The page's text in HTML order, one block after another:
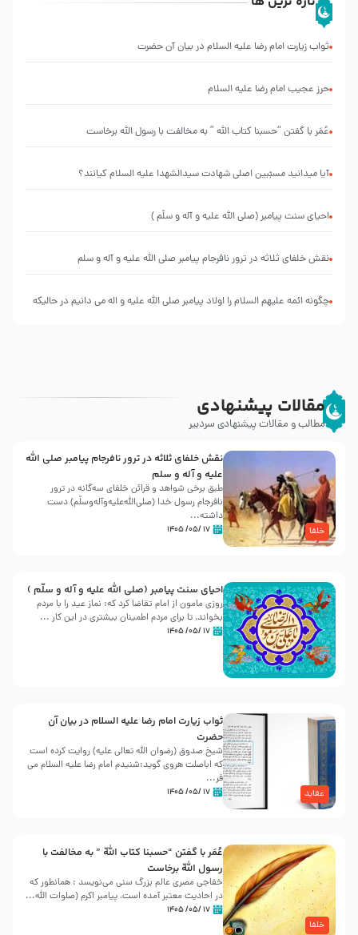
ثواب زیارت امام رضا علیه السلام در بیان آن حضرت
حرز عجیب امام رضا علیه السلام
عُمَر با گفتن “حسبنا كتاب اللّه ” به مخالفت با رسول اللّه برخاست
آیا میدانید مسبّبین اصلی شهادت سیدالشهدا علیه ‌السلام کیانند؟
احیای سنت پیامبر (صلی الله علیه و آله و سلّم )
نقش خلفای ثلاثه در ترور نافرجام پیامبر صلی الله علیه و آله و سلم
چگونه ائمه علیهم السلام را اولاد پیامبر صلی الله علیه و اله می دانیم در حالیکه
مقالات پیشنهادی
مطالب و مقالات پیشنهادی سردبیر
خلفا
نقش خلفای ثلاثه در ترور نافرجام پیامبر صلی الله
علیه و آله و سلم
طبق برخی شواهد و قرائن خلفای سه‌گانه در ترور
نافرجام رسول خدا (صلی‌الله‌علیه‌و‌آله‌وسلّم) دست
داشته‌...
۱۷ /۰۵/ ۱۴۰۵
احیای سنت پیامبر (صلی الله علیه و آله و سلّم )
روزی مامون از امام تقاضا کرد که: نماز عید را با مردم
بخواند، تا برای مردم اطمینان بیشتری در این کار ...
۱۷ /۰۵/ ۱۴۰۵
عقاید
ثواب زیارت امام رضا علیه السلام در بیان آن
حضرت
شیخ صدوق (رضوان الله تعالی علیه) روایت کرده است
که اباصلت هروی گوید:شنیدم امام رضا علیه السلام می
فر...
۱۷ /۰۵/ ۱۴۰۵
خلفا
عُمَر با گفتن “حسبنا كتاب اللّه ” به مخالفت با
رسول اللّه برخاست
خفاجی مصری عالم بزرگ سنی می‌نویسد : همانطور که
در احادیث معتبر آمده است، پیامبر اکرم (صلوات اللّه...
۱۷ /۰۵/ ۱۴۰۵